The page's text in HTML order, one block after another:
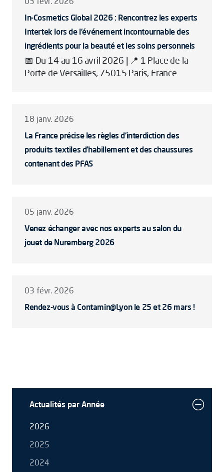
In-Cosmetics Global 2026 : Rencontrez les experts
Intertek lors de l’événement incontournable des
ingrédients pour la beauté et les soins personnels
📅 Du 14 au 16 avril 2026 | 📍 1 Place de la
Porte de Versailles, 75015 Paris, France
18 janv. 2026
La France précise les règles d’interdiction des
produits textiles d’habillement et des chaussures
contenant des PFAS
05 janv. 2026
Venez échanger avec nos experts au salon du
jouet de Nuremberg 2026
03 févr. 2026
Rendez-vous à Contamin@Lyon le 25 et 26 mars !
Actualités par Année
2026
2025
2024